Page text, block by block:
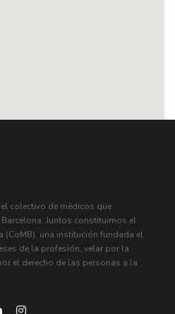
colectivo de médicos que
Juntos constituimos el
(CoMB), una institución fundada el
de la profesión, velar por la
el derecho de las personas a la